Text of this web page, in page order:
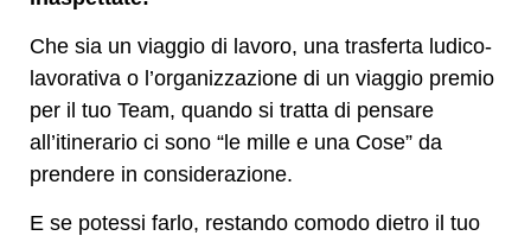
Che sia un viaggio di lavoro, una trasferta ludico-
lavorativa o l’organizzazione di un viaggio premio
per il tuo Team, quando si tratta di pensare
all’itinerario ci sono “le mille e una Cose” da
prendere in considerazione.
E se potessi farlo, restando comodo dietro il tuo